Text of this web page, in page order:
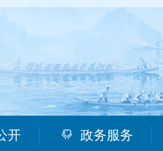
开 政务服务